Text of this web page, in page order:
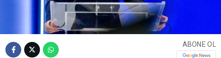
ABONE OL